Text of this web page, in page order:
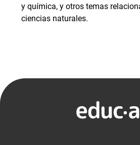
y química, y otros temas
ciencias naturales.